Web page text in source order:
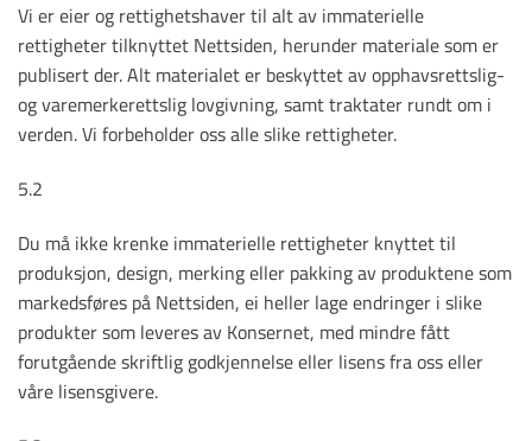
Vi er eier og rettighetshaver til alt av immaterielle
rettigheter tilknyttet Nettsiden, herunder materiale som er
publisert der. Alt materialet er beskyttet av opphavsrettslig-
og varemerkerettslig lovgivning, samt traktater rundt om i
verden. Vi forbeholder oss alle slike rettigheter.
5.2
Du må ikke krenke immaterielle rettigheter knyttet til
produksjon, design, merking eller pakking av produktene som
markedsføres på Nettsiden, ei heller lage endringer i slike
produkter som leveres av Konsernet, med mindre fått
forutgående skriftlig godkjennelse eller lisens fra oss eller
våre lisensgivere.